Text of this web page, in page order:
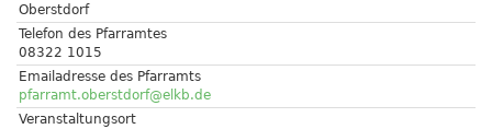
Oberstdorf
Telefon des Pfarramtes
08322 1015
Emailadresse des Pfarramts
pfarramt.oberstdorf@elkb.de
Veranstaltungsort